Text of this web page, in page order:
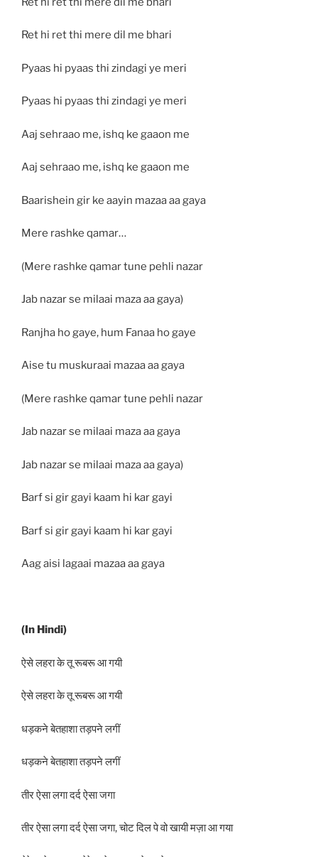
Ret hi ret thi mere dil me bhari
Pyaas hi pyaas thi zindagi ye meri
Pyaas hi pyaas thi zindagi ye meri
Aaj sehraao me, ishq ke gaaon me
Aaj sehraao me, ishq ke gaaon me
Baarishein gir ke aayin mazaa aa gaya
Mere rashke qamar…
(Mere rashke qamar tune pehli nazar
Jab nazar se milaai maza aa gaya)
Ranjha ho gaye, hum Fanaa ho gaye
Aise tu muskuraai mazaa aa gaya
(Mere rashke qamar tune pehli nazar
Jab nazar se milaai maza aa gaya
Jab nazar se milaai maza aa gaya)
Barf si gir gayi kaam hi kar gayi
Barf si gir gayi kaam hi kar gayi
Aag aisi lagaai mazaa aa gaya
(In Hindi)
ऐसे लहरा के तू रूबरू आ गयी
ऐसे लहरा के तू रूबरू आ गयी
धड़कने बेतहाशा तड़पने लगीं
धड़कने बेतहाशा तड़पने लगीं
तीर ऐसा लगा दर्द ऐसा जगा
तीर ऐसा लगा दर्द ऐसा जगा, चोट दिल पे वो खायी मज़ा आ गया